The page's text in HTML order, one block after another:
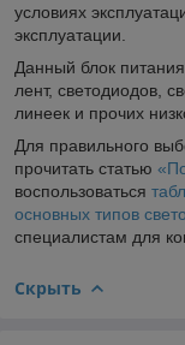
условиях
эксплуатации.
Данный блок
лент, светодиодов,
линеек и прочих
Для правильного
прочитать статью
воспользоваться
основных типов
специалистам для
Скрыть